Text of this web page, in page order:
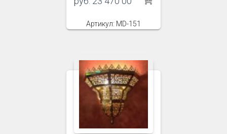
Артикул: MD-151